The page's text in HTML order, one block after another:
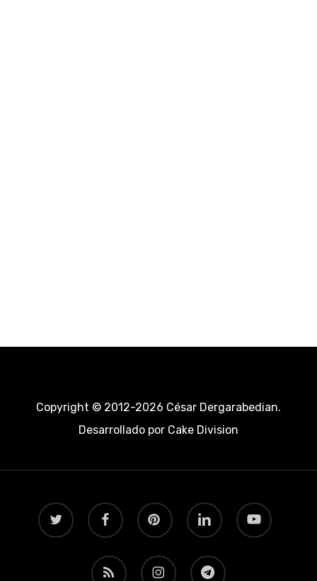
Copyright © 2012-2026 César Dergarabedian.
Desarrollado porCake Division
twitter facebook pinterest linkedin youtube
RSS instagram telegram